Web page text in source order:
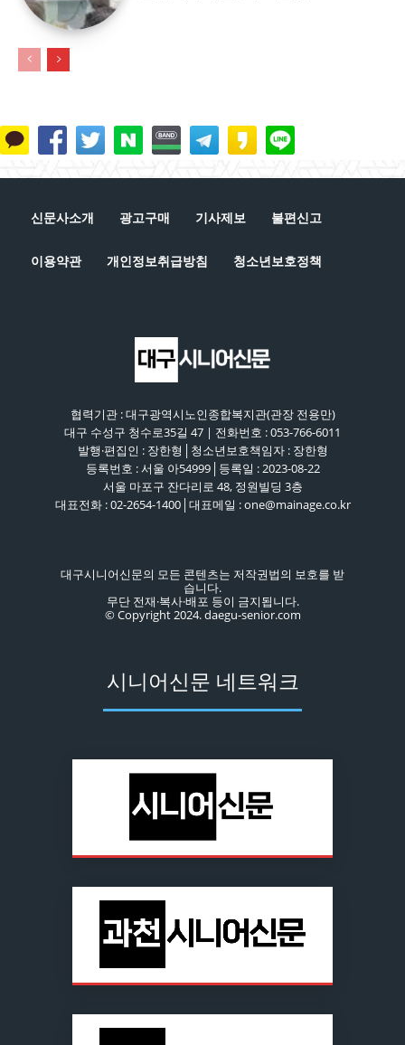
신문사소개 광고구매 기사제보 불편신고
이용약관 개인정보취급방침 청소년보호정책
협력기관 : 대구광역시노인종합복지관(관장 전용만)
대구 수성구 청수로35길 47 | 전화번호 : 053-766-6011
발행·편집인 : 장한형│청소년보호책임자 : 장한형
등록번호 : 서울 아54999│등록일 : 2023-08-22
서울 마포구 잔다리로 48, 정원빌딩 3층
대표전화 : 02-2654-1400│대표메일 : one@mainage.co.kr
대구시니어신문의 모든 콘텐츠는 저작권법의 보호를 받
습니다.
무단 전재·복사·배포 등이 금지됩니다.
© Copyright 2024. daegu-senior.com
시니어신문 네트워크